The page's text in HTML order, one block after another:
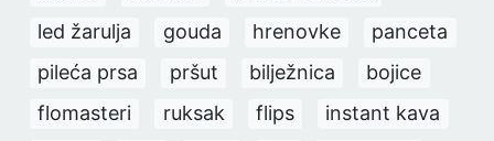
led žarulja
gouda hrenovke
panceta
pileća prsa
pršut bilježnica
bojice
flomasteri
ruksak flips
instant kava